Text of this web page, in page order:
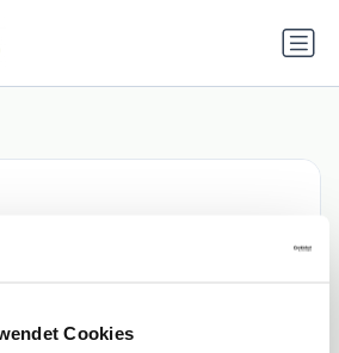
Cookies